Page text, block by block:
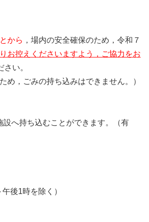
から ，場内の安全確保のため，令和７
お控えくださいますよう，ご協力をお
さい。
め，ごみの持ち込みはできません。）
へ持ち込むことができます。（有
後1時を除く）